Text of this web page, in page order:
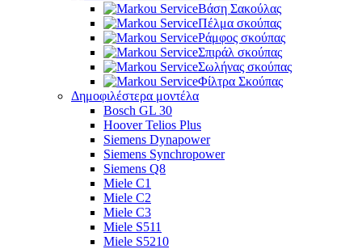
Βάση Σακούλας
Πέλμα σκούπας
Ράμφος σκούπας
Σπιράλ σκούπας
Σωλήνας σκούπας
Φίλτρα Σκούπας
Δημοφιλέστερα μοντέλα
Bosch GL 30
Hoover Telios Plus
Siemens Dynapower
Siemens Synchropower
Siemens Q8
Miele C1
Miele C2
Miele C3
Miele S511
Miele S5210